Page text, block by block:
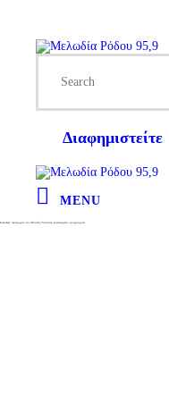
Διαφημιστείτε
MENU
Συναυλίες: Αφιέρωμα στον Βασίλη Τσιτσάνη (ανανεωμένο πρόγραμμα)